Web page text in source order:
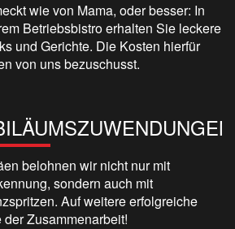
wie von Mama, oder besser: In
Betriebsbistro erhalten Sie leckere
und Gerichte. Die Kosten hierfür
von uns bezuschusst.
belohnen wir nicht nur mit
sondern auch mit
Auf weitere erfolgreiche
der Zusammenarbeit!